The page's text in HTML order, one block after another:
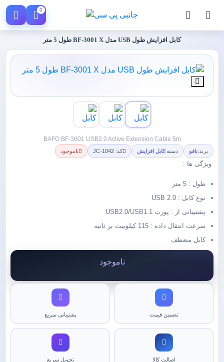
0
کابل افزایش طول USB مدل BF-3001 X طول 5 متر
BAFO BF-3001 USB2.0 Active Extension Cable 5m
برند:بافو دسته:کابل افزایش کد: JC-1042 ناموجود
ویژگی ها :
طول : 5 متر
نوع کابل : USB 2.0
پشتیبانی از : پورت USB2.0/USB1.1
سرعت انتقال داده : 115 کیلوبیت بر ثانیه
کابل منعطف
ناموجود
تضمین قیمت پشتیبانی سریع
اصالت کالا تحویل سریع